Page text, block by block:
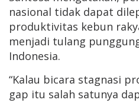
nasional tidak dapat
produktivitas kebun
menjadi tulang
Indonesia.
“Kalau bicara stagnasi
gap itu salah satunya